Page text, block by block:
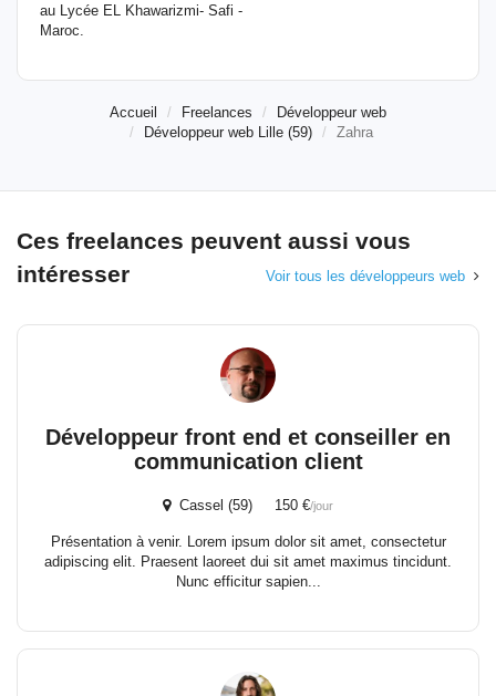
au Lycée EL Khawarizmi- Safi -
Maroc.
Accueil Freelances
Développeur web
Développeur web Lille (59)
Zahra
Ces freelances peuvent aussi vous
intéresser
Voir tous les développeurs web
Développeur front end et conseiller en
communication client
Cassel (59) 150 €/jour
Présentation à venir. Lorem ipsum dolor sit amet, consectetur
adipiscing elit. Praesent laoreet dui sit amet maximus tincidunt.
Nunc efficitur sapien...